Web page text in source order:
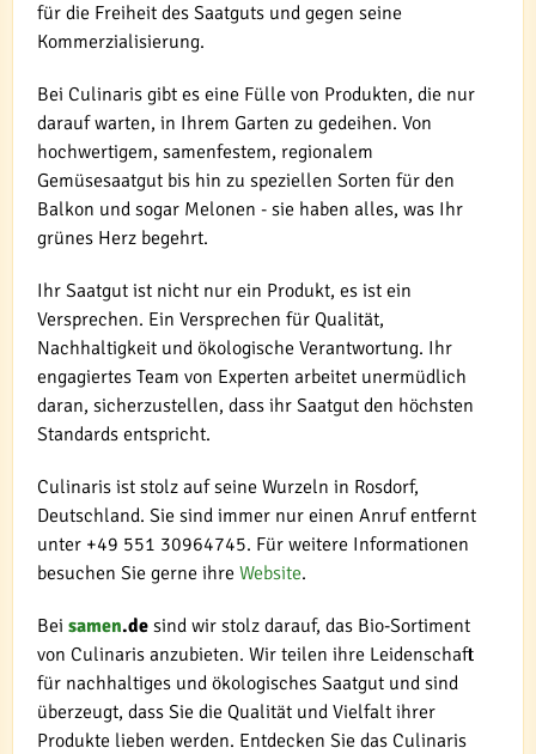
für die Freiheit des Saatguts und gegen seine
Kommerzialisierung.
Bei Culinaris gibt es eine Fülle von Produkten, die nur
darauf warten, in Ihrem Garten zu gedeihen. Von
hochwertigem, samenfestem, regionalem
Gemüsesaatgut bis hin zu speziellen Sorten für den
Balkon und sogar Melonen - sie haben alles, was Ihr
grünes Herz begehrt.
Ihr Saatgut ist nicht nur ein Produkt, es ist ein
Versprechen. Ein Versprechen für Qualität,
Nachhaltigkeit und ökologische Verantwortung. Ihr
engagiertes Team von Experten arbeitet unermüdlich
daran, sicherzustellen, dass ihr Saatgut den höchsten
Standards entspricht.
Culinaris ist stolz auf seine Wurzeln in Rosdorf,
Deutschland. Sie sind immer nur einen Anruf entfernt
unter +49 551 30964745. Für weitere Informationen
besuchen Sie gerne ihre Website.
Bei samen.de sind wir stolz darauf, das Bio-Sortiment
von Culinaris anzubieten. Wir teilen ihre Leidenschaft
für nachhaltiges und ökologisches Saatgut und sind
überzeugt, dass Sie die Qualität und Vielfalt ihrer
Produkte lieben werden. Entdecken Sie das Culinaris